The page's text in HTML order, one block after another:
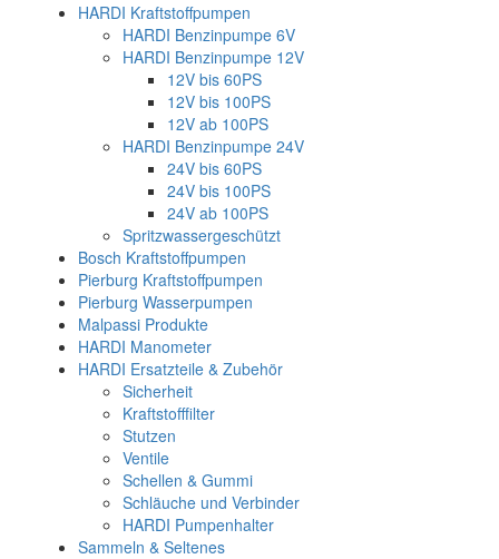
HARDI Kraftstoffpumpen
HARDI Benzinpumpe 6V
HARDI Benzinpumpe 12V
12V bis 60PS
12V bis 100PS
12V ab 100PS
HARDI Benzinpumpe 24V
24V bis 60PS
24V bis 100PS
24V ab 100PS
Spritzwassergeschützt
Bosch Kraftstoffpumpen
Pierburg Kraftstoffpumpen
Pierburg Wasserpumpen
Malpassi Produkte
HARDI Manometer
HARDI Ersatzteile & Zubehör
Sicherheit
Kraftstofffilter
Stutzen
Ventile
Schellen & Gummi
Schläuche und Verbinder
HARDI Pumpenhalter
Sammeln & Seltenes